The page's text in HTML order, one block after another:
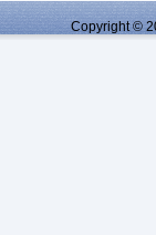
Copyright ©